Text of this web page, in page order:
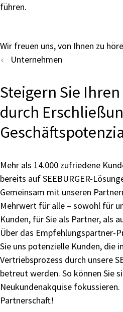
führen.
Wir freuen uns, von Ihnen zu
Unternehmen
Steigern Sie
durch
Mehr als 14.000 zufriedene
bereits auf SEEBURGER-
Gemeinsam mit unseren
Mehrwert für alle – sowohl für
Kunden, für Sie als Partner, als
Über das Empfehlungspartner-
Sie uns potenzielle Kunden, die
Vertriebsprozess durch unsere
betreut werden. So können Sie
Neukundenakquise fokussieren.
Partnerschaft!